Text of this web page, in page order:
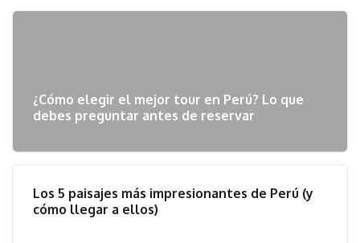
¿Cómo elegir el mejor tour en Perú? Lo que
debes preguntar antes de reservar
Los 5 paisajes más impresionantes de Perú (y
cómo llegar a ellos)